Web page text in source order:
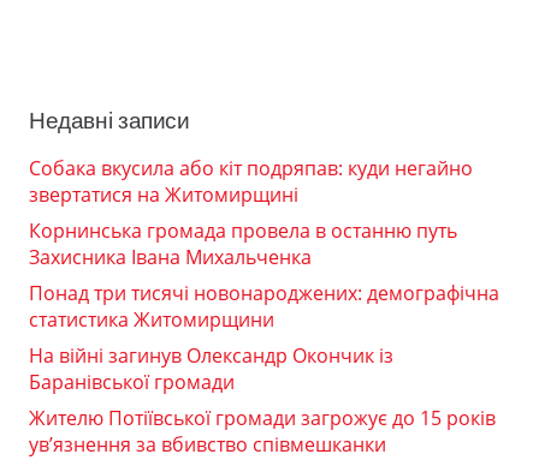
Недавні записи
Собака вкусила або кіт подряпав: куди негайно
звертатися на Житомирщині
Корнинська громада провела в останню путь
Захисника Івана Михальченка
Понад три тисячі новонароджених: демографічна
статистика Житомирщини
На війні загинув Олександр Окончик із
Баранівської громади
Жителю Потіївської громади загрожує до 15 років
ув’язнення за вбивство співмешканки